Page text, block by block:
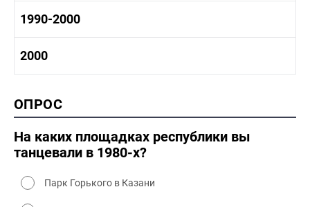
1970-1980 культура
1970 - 1980 быт
1980 -1990 история
1980-1990 культура
1990-2000
1990-2000 культура
2000
2000 промышленность
2000 культура
ОПРОС
На каких площадках республики вы
танцевали в 1980-х?
Парк Горького в Казани